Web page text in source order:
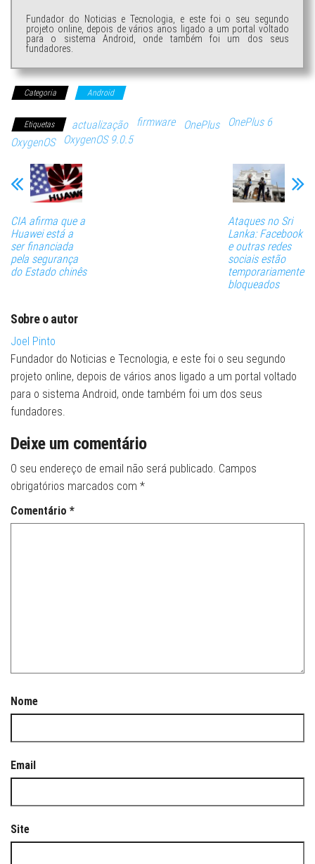
Fundador do Noticias e Tecnologia, e este foi o seu segundo
projeto online, depois de vários anos ligado a um portal voltado
para o sistema Android, onde também foi um dos seus
fundadores.
Categoria Android
Etiquetas actualização firmware OnePlus
OnePlus 6
OxygenOS
OxygenOS 9.0.5
CIA afirma que a
Huawei está a
ser financiada
pela segurança
do Estado chinês
Ataques no Sri
Lanka: Facebook
e outras redes
sociais estão
temporariamente
bloqueados
Sobre o autor
Joel Pinto
Fundador do Noticias e Tecnologia, e este foi o seu segundo
projeto online, depois de vários anos ligado a um portal voltado
para o sistema Android, onde também foi um dos seus
fundadores.
Deixe um comentário
O seu endereço de email não será publicado. Campos
obrigatórios marcados com *
Comentário *
Nome
Email
Site